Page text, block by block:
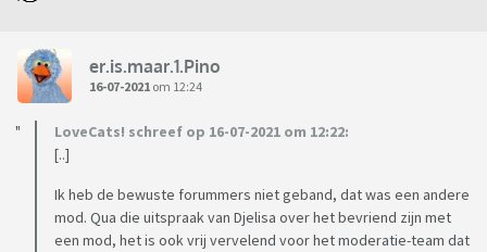
er.is.maar.1.Pino
16-07-2021 om 12:24
LoveCats! schreef op 16-07-2021 om 12:22:
[..]
Ik heb de bewuste forummers niet geband, dat was een andere
mod. Qua die uitspraak van Djelisa over het bevriend zijn met
een mod, het is ook vrij vervelend voor het moderatie-team dat